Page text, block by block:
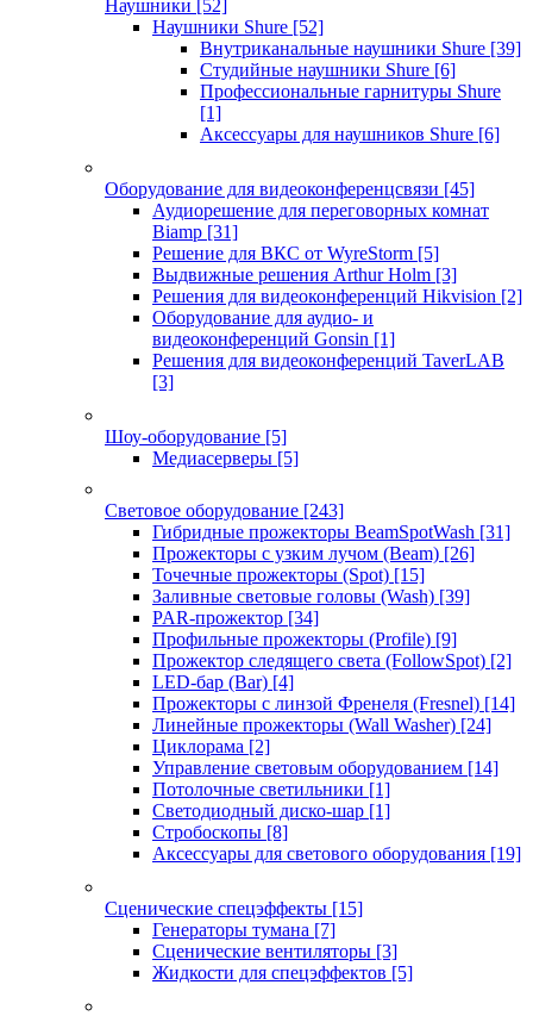
Наушники [52]
Наушники Shure [52]
Внутриканальные наушники Shure [39]
Студийные наушники Shure [6]
Профессиональные гарнитуры Shure
[1]
Аксессуары для наушников Shure [6]
Оборудование для видеоконференцсвязи [45]
Аудиорешение для переговорных комнат
Biamp [31]
Решение для ВКС от WyreStorm [5]
Выдвижные решения Arthur Holm [3]
Решения для видеоконференций Hikvision [2]
Оборудование для аудио- и
видеоконференций Gonsin [1]
Решения для видеоконференций TaverLAB
[3]
Шоу-оборудование [5]
Медиасерверы [5]
Световое оборудование [243]
Гибридные прожекторы BeamSpotWash [31]
Прожекторы с узким лучом (Beam) [26]
Точечные прожекторы (Spot) [15]
Заливные световые головы (Wash) [39]
PAR-прожектор [34]
Профильные прожекторы (Profile) [9]
Прожектор следящего света (FollowSpot) [2]
LED-бар (Bar) [4]
Прожекторы с линзой Френеля (Fresnel) [14]
Линейные прожекторы (Wall Washer) [24]
Циклорама [2]
Управление световым оборудованием [14]
Потолочные светильники [1]
Светодиодный диско-шар [1]
Стробоскопы [8]
Аксессуары для светового оборудования [19]
Сценические спецэффекты [15]
Генераторы тумана [7]
Сценические вентиляторы [3]
Жидкости для спецэффектов [5]